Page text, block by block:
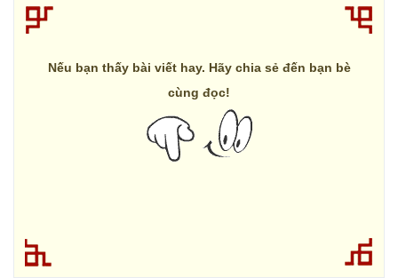
Nếu bạn thấy bài viết hay. Hãy chia sẻ đến bạn bè
cùng đọc!